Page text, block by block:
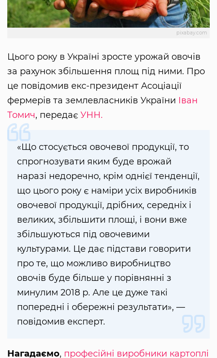
pixabay.com
Цього року в Україні зросте урожай овочів
за рахунок збільшення площ під ними. Про
це повідомив екс-президент Асоціації
фермерів та землевласників України Іван
Томич, передає УНН.
«Що стосується овочевої продукції, то
спрогнозувати яким буде врожай
наразі недоречно, крім однієї тенденції,
що цього року є наміри усіх виробників
овочевої продукції, дрібних, середніх і
великих, збільшити площі, і вони вже
збільшуються під овочевими
культурами. Це дає підстави говорити
про те, що можливо виробництво
овочів буде більше у порівнянні з
минулим 2018 р. Але це дуже такі
попередні і обережні результати», —
повідомив експерт.
Нагадаємо, професійні виробники картоплі